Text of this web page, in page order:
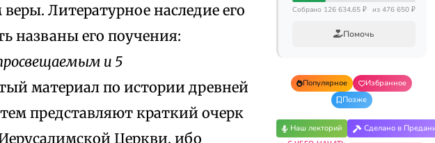
Литературное наследие его
названы его поучения:
и 5
материал по истории древней
представляют краткий очерк
Церкви, ибо
Собрано 126 634,65 ₽ из 476 650 ₽
Помочь
Популярное
Избранное
Позже
Наш лекторий Сделано в